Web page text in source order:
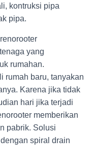
kontruksi pipa
pipa.
yang
rumahan.
rumah baru, tanyakan
Karena jika tidak
hari jika terjadi
memberikan
pabrik. Solusi
spiral drain